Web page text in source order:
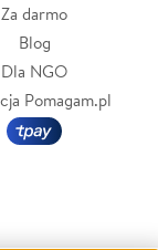
Za darmo
Blog
Dla NGO
Pomagam.pl